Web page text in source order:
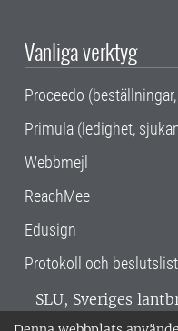
Vanliga verktyg
Proceedo
Primula (ledighet,
Webbmejl
ReachMee
Edusign
Protokoll och
SLU, Sveriges
verksamhet över